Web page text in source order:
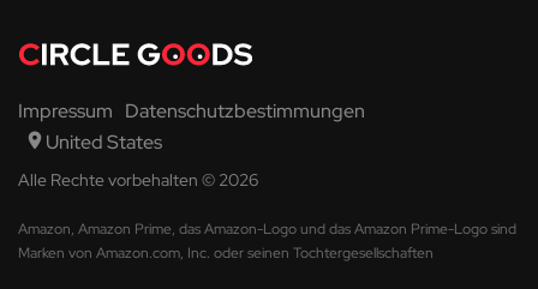
Impressum Datenschutzbestimmungen
United States
Alle Rechte vorbehalten © 2026
Amazon, Amazon Prime, das Amazon-Logo und das Amazon Prime-Logo sind
Marken von Amazon.com, Inc. oder seinen Tochtergesellschaften